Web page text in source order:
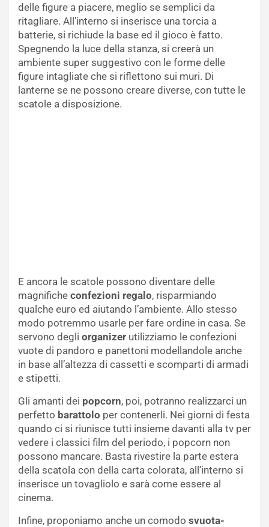
delle figure a piacere, meglio se semplici da
ritagliare. All’interno si inserisce una torcia a
batterie, si richiude la base ed il gioco è fatto.
Spegnendo la luce della stanza, si creerà un
ambiente super suggestivo con le forme delle
figure intagliate che si riflettono sui muri. Di
lanterne se ne possono creare diverse, con tutte le
scatole a disposizione.
E ancora le scatole possono diventare delle
magnifiche confezioni regalo, risparmiando
qualche euro ed aiutando l’ambiente. Allo stesso
modo potremmo usarle per fare ordine in casa. Se
servono degli organizer utilizziamo le confezioni
vuote di pandoro e panettoni modellandole anche
in base all’altezza di cassetti e scomparti di armadi
e stipetti.
Gli amanti dei popcorn, poi, potranno realizzarci un
perfetto barattolo per contenerli. Nei giorni di festa
quando ci si riunisce tutti insieme davanti alla tv per
vedere i classici film del periodo, i popcorn non
possono mancare. Basta rivestire la parte estera
della scatola con della carta colorata, all’interno si
inserisce un tovagliolo e sarà come essere al
cinema.
Infine, proponiamo anche un comodo svuota-